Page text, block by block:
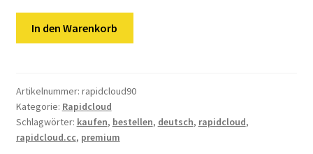
Zahlungsarten
Premium
Key
Menge
In den Warenkorb
Artikelnummer: rapidcloud90
Kategorie: Rapidcloud
Schlagwörter: kaufen, bestellen, deutsch, rapidcloud,
rapidcloud.cc, premium